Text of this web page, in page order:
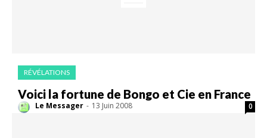
RÉVÉLATIONS
Voici la fortune de Bongo et Cie en France
Le Messager - 13 Juin 2008 0